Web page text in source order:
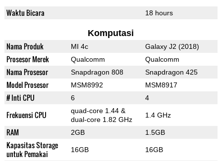
Waktu Bicara
18 hours
Komputasi
Nama Produk MI 4c Galaxy J2 (2018)
Prosesor Merek Qualcomm Qualcomm
Nama Prosesor Snapdragon 808 Snapdragon 425
Model Prosesor MSM8992 MSM8917
# Inti CPU 6 4
Frekuensi CPU
quad-core 1.44 &
dual-core 1.82 GHz
1.4 GHz
RAM 2GB 1.5GB
Kapasitas Storage
untuk Pemakai
16GB 16GB